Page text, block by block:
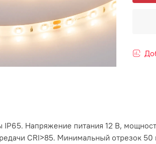
IP65. Напряжение питания 12 В,
CRI>85. Минимальный отрезок